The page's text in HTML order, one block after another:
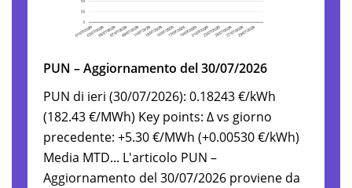
PUN – Aggiornamento del 30/07/2026
PUN di ieri (30/07/2026): 0.18243 €/kWh
(182.43 €/MWh) Key points: Δ vs giorno
precedente: +5.30 €/MWh (+0.00530 €/kWh)
Media MTD... L'articolo PUN –
Aggiornamento del 30/07/2026 proviene da